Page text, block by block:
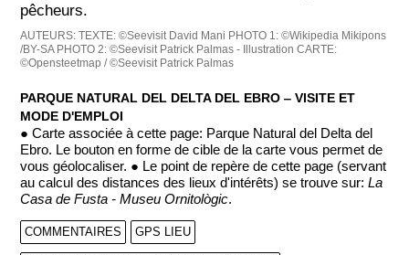
pêcheurs.
AUTEURS:TEXTE: ©Seevisit David Mani PHOTO 1: ©Wikipedia Mikipons
/BY-SA PHOTO 2: ©Seevisit Patrick Palmas - Illustration CARTE:
©Opensteetmap / ©Seevisit Patrick Palmas
PARQUE NATURAL DEL DELTA DEL EBRO ‒ VISITE ET
MODE D'EMPLOI
● Carte associée à cette page: Parque Natural del Delta del
Ebro. Le bouton en forme de cible de la carte vous permet de
vous géolocaliser. ● Le point de repère de cette page (servant
au calcul des distances des lieux d'intérêts) se trouve sur:La
Casa de Fusta - Museu Ornitològic.
COMMENTAIRES GPS LIEU